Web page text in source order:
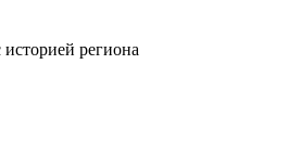
региона